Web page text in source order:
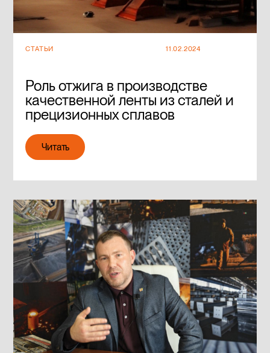
СТАТЬИ 11.02.2024
Роль отжига в производстве
качественной ленты из сталей и
прецизионных сплавов
Читать
Читать